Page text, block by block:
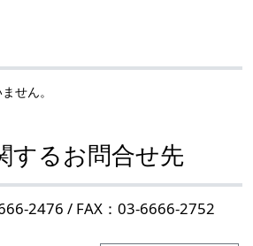
せん。
するお問合せ先
2476 / FAX：03-6666-2752